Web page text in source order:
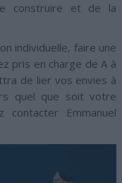
construire et de la
individuelle, faire une
pris en charge de A à
de lier vos envies à
quel que soit votre
Emmanuel